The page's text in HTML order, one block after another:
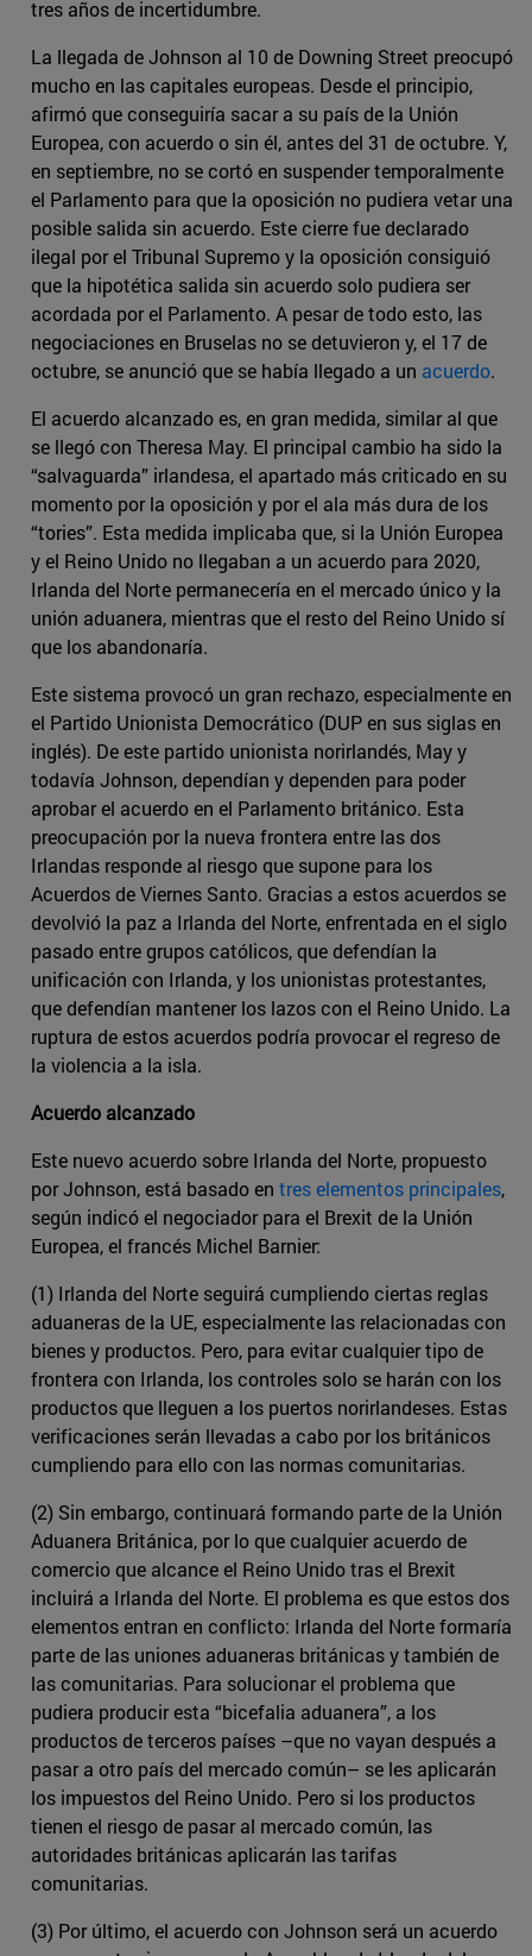
tres años de incertidumbre.
La llegada de Johnson al 10 de Downing Street preocupó
mucho en las capitales europeas. Desde el principio,
afirmó que conseguiría sacar a su país de la Unión
Europea, con acuerdo o sin él, antes del 31 de octubre. Y,
en septiembre, no se cortó en suspender temporalmente
el Parlamento para que la oposición no pudiera vetar una
posible salida sin acuerdo. Este cierre fue declarado
ilegal por el Tribunal Supremo y la oposición consiguió
que la hipotética salida sin acuerdo solo pudiera ser
acordada por el Parlamento. A pesar de todo esto, las
negociaciones en Bruselas no se detuvieron y, el 17 de
octubre, se anunció que se había llegado a un acuerdo.
El acuerdo alcanzado es, en gran medida, similar al que
se llegó con Theresa May. El principal cambio ha sido la
“salvaguarda” irlandesa, el apartado más criticado en su
momento por la oposición y por el ala más dura de los
“tories”. Esta medida implicaba que, si la Unión Europea
y el Reino Unido no llegaban a un acuerdo para 2020,
Irlanda del Norte permanecería en el mercado único y la
unión aduanera, mientras que el resto del Reino Unido sí
que los abandonaría.
Este sistema provocó un gran rechazo, especialmente en
el Partido Unionista Democrático (DUP en sus siglas en
inglés). De este partido unionista norirlandés, May y
todavía Johnson, dependían y dependen para poder
aprobar el acuerdo en el Parlamento británico. Esta
preocupación por la nueva frontera entre las dos
Irlandas responde al riesgo que supone para los
Acuerdos de Viernes Santo. Gracias a estos acuerdos se
devolvió la paz a Irlanda del Norte, enfrentada en el siglo
pasado entre grupos católicos, que defendían la
unificación con Irlanda, y los unionistas protestantes,
que defendían mantener los lazos con el Reino Unido. La
ruptura de estos acuerdos podría provocar el regreso de
la violencia a la isla.
Acuerdo alcanzado
Este nuevo acuerdo sobre Irlanda del Norte, propuesto
por Johnson, está basado en tres elementos principales,
según indicó el negociador para el Brexit de la Unión
Europea, el francés Michel Barnier:
(1) Irlanda del Norte seguirá cumpliendo ciertas reglas
aduaneras de la UE, especialmente las relacionadas con
bienes y productos. Pero, para evitar cualquier tipo de
frontera con Irlanda, los controles solo se harán con los
productos que lleguen a los puertos norirlandeses. Estas
verificaciones serán llevadas a cabo por los británicos
cumpliendo para ello con las normas comunitarias.
(2) Sin embargo, continuará formando parte de la Unión
Aduanera Británica, por lo que cualquier acuerdo de
comercio que alcance el Reino Unido tras el Brexit
incluirá a Irlanda del Norte. El problema es que estos dos
elementos entran en conflicto: Irlanda del Norte formaría
parte de las uniones aduaneras británicas y también de
las comunitarias. Para solucionar el problema que
pudiera producir esta “bicefalia aduanera”, a los
productos de terceros países –que no vayan después a
pasar a otro país del mercado común– se les aplicarán
los impuestos del Reino Unido. Pero si los productos
tienen el riesgo de pasar al mercado común, las
autoridades británicas aplicarán las tarifas
comunitarias.
(3) Por último, el acuerdo con Johnson será un acuerdo